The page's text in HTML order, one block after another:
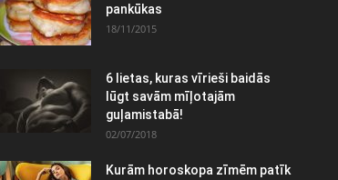
pankūkas
18/11/2015
6 lietas, kuras vīrieši baidās
lūgt savām mīļotajām
guļamistabā!
02/07/2018
Kurām horoskopa zīmēm patīk